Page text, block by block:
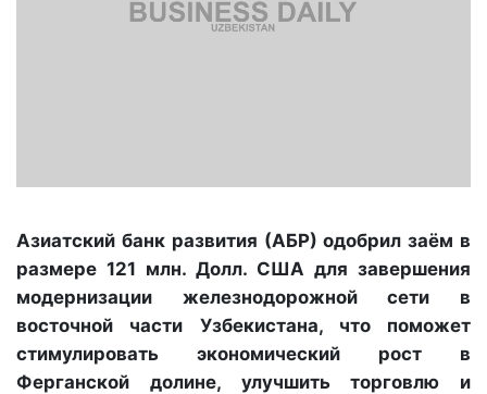
Азиатский банк развития (АБР) одобрил заём в
размере 121 млн. Долл. США для завершения
модернизации железнодорожной сети в
восточной части Узбекистана, что поможет
стимулировать экономический рост в
Ферганской долине, улучшить торговлю и